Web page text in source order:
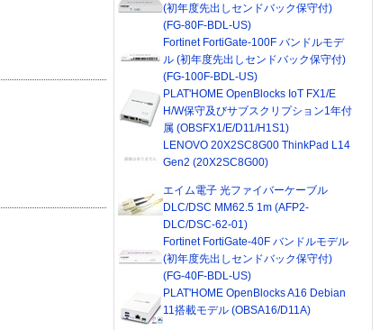
(初年度先出しセンドバック保守付)
(FG-80F-BDL-US)
Fortinet FortiGate-100F バンドルモデ
ル (初年度先出しセンドバック保守付)
(FG-100F-BDL-US)
PLAT'HOME OpenBlocks IoT FX1/E
H/W保守及びサブスクリプション1年付
属 (OBSFX1/E/D11/H1S1)
LENOVO 20X2SC8G00 ThinkPad L14
Gen2 (20X2SC8G00)
エイム電子 光ファイバーケーブル
DLC/DSC MM62.5 1m (AFP2-
DLC/DSC-62-01)
Fortinet FortiGate-40F バンドルモデル
(初年度先出しセンドバック保守付)
(FG-40F-BDL-US)
PLAT'HOME OpenBlocks A16 Debian
11搭載モデル (OBSA16/D11A)